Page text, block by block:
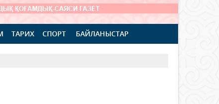
ТАРИХ СПОРТ БАЙЛАНЫСТАР